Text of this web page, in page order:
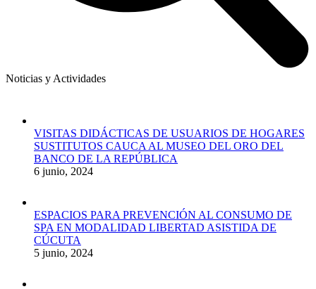
Noticias y Actividades
VISITAS DIDÁCTICAS DE USUARIOS DE HOGARES
SUSTITUTOS CAUCA AL MUSEO DEL ORO DEL
BANCO DE LA REPÚBLICA
6 junio, 2024
ESPACIOS PARA PREVENCIÓN AL CONSUMO DE
SPA EN MODALIDAD LIBERTAD ASISTIDA DE
CÚCUTA
5 junio, 2024